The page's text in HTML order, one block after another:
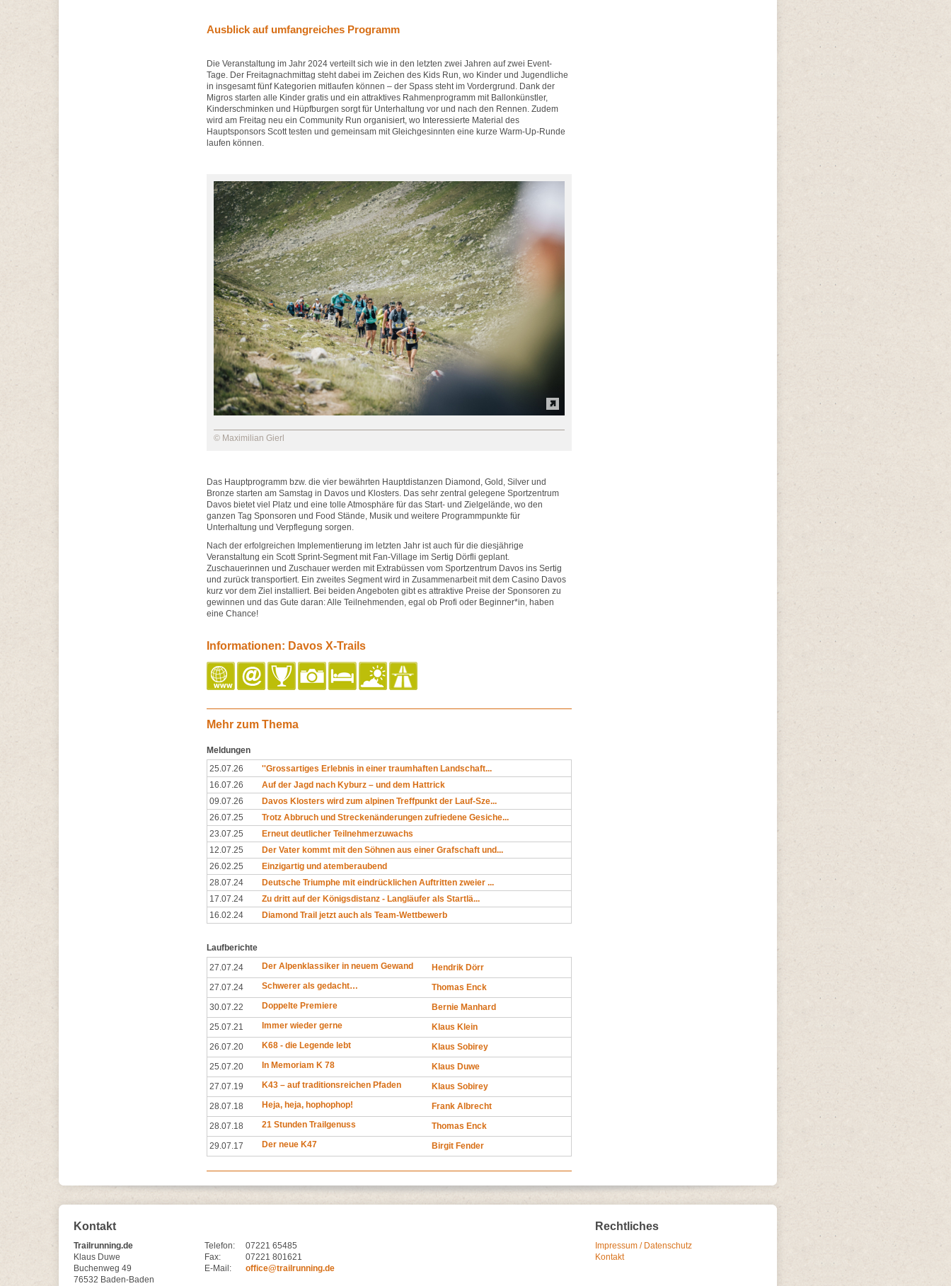
Ausblick auf umfangreiches Programm
Die Veranstaltung im Jahr 2024 verteilt sich wie in den letzten zwei Jahren auf zwei Event-
Tage. Der Freitagnachmittag steht dabei im Zeichen des Kids Run, wo Kinder und Jugendliche
in insgesamt fünf Kategorien mitlaufen können – der Spass steht im Vordergrund. Dank der
Migros starten alle Kinder gratis und ein attraktives Rahmenprogramm mit Ballonkünstler,
Kinderschminken und Hüpfburgen sorgt für Unterhaltung vor und nach den Rennen. Zudem
wird am Freitag neu ein Community Run organisiert, wo Interessierte Material des
Hauptsponsors Scott testen und gemeinsam mit Gleichgesinnten eine kurze Warm-Up-Runde
laufen können.
© Maximilian Gierl
Das Hauptprogramm bzw. die vier bewährten Hauptdistanzen Diamond, Gold, Silver und
Bronze starten am Samstag in Davos und Klosters. Das sehr zentral gelegene Sportzentrum
Davos bietet viel Platz und eine tolle Atmosphäre für das Start- und Zielgelände, wo den
ganzen Tag Sponsoren und Food Stände, Musik und weitere Programmpunkte für
Unterhaltung und Verpflegung sorgen.
Nach der erfolgreichen Implementierung im letzten Jahr ist auch für die diesjährige
Veranstaltung ein Scott Sprint-Segment mit Fan-Village im Sertig Dörfli geplant.
Zuschauerinnen und Zuschauer werden mit Extrabüssen vom Sportzentrum Davos ins Sertig
und zurück transportiert. Ein zweites Segment wird in Zusammenarbeit mit dem Casino Davos
kurz vor dem Ziel installiert. Bei beiden Angeboten gibt es attraktive Preise der Sponsoren zu
gewinnen und das Gute daran: Alle Teilnehmenden, egal ob Profi oder Beginner*in, haben
eine Chance!
Informationen: Davos X-Trails
Mehr zum Thema
Meldungen
25.07.26
''Grossartiges Erlebnis in einer traumhaften Landschaft...
16.07.26
Auf der Jagd nach Kyburz – und dem Hattrick
09.07.26
Davos Klosters wird zum alpinen Treffpunkt der Lauf-Sze...
26.07.25
Trotz Abbruch und Streckenänderungen zufriedene Gesiche...
23.07.25
Erneut deutlicher Teilnehmerzuwachs
12.07.25
Der Vater kommt mit den Söhnen aus einer Grafschaft und...
26.02.25
Einzigartig und atemberaubend
28.07.24
Deutsche Triumphe mit eindrücklichen Auftritten zweier ...
17.07.24
Zu dritt auf der Königsdistanz - Langläufer als Startlä...
16.02.24
Diamond Trail jetzt auch als Team-Wettbewerb
Laufberichte
27.07.24
Der Alpenklassiker in neuem Gewand
Hendrik Dörr
27.07.24
Schwerer als gedacht…
Thomas Enck
30.07.22
Doppelte Premiere
Bernie Manhard
25.07.21
Immer wieder gerne
Klaus Klein
26.07.20
K68 - die Legende lebt
Klaus Sobirey
25.07.20
In Memoriam K 78
Klaus Duwe
27.07.19
K43 – auf traditionsreichen Pfaden
Klaus Sobirey
28.07.18
Heja, heja, hophophop!
Frank Albrecht
28.07.18
21 Stunden Trailgenuss
Thomas Enck
29.07.17
Der neue K47 Birgit Fender
Kontakt
Trailrunning.de
Klaus Duwe
Buchenweg 49
76532 Baden-Baden
Telefon:
07221 65485
Fax:
07221 801621
E-Mail:
office@trailrunning.de
Rechtliches
Impressum / Datenschutz
Kontakt